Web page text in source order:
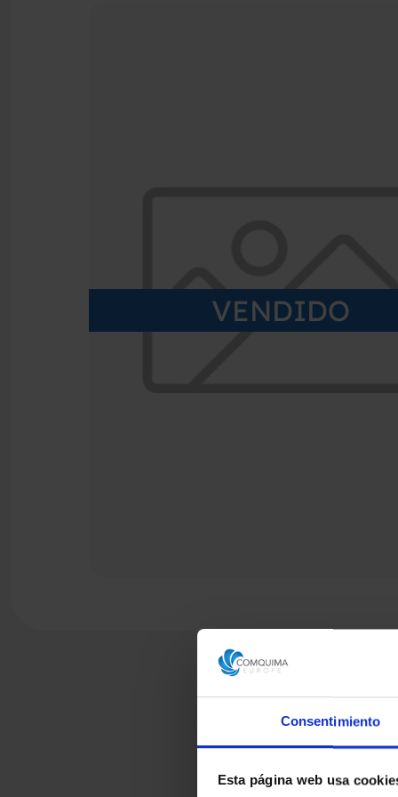
Consentimiento
Esta página web usa
VENDIDO